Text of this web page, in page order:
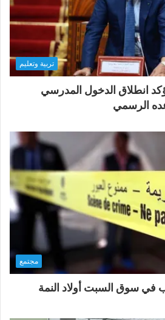
تربية وتعليم
انطلاق الدخول المدرسي
مجتمع
في سوق السبت أولاد النمة